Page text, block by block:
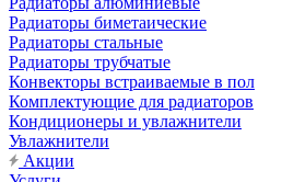
Радиаторы биметаические
Радиаторы стальные
Радиаторы трубчатые
Конвекторы встраиваемые в пол
Комплектующие для радиаторов
Кондиционеры и увлажнители
Увлажнители
Акции